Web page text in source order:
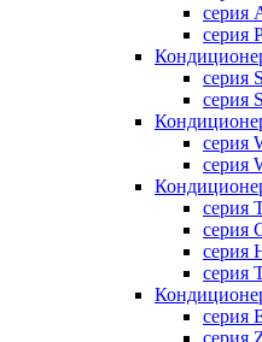
серия
серия
серия
серия
серия
серия
серия
серия
серия
серия
серия
серия